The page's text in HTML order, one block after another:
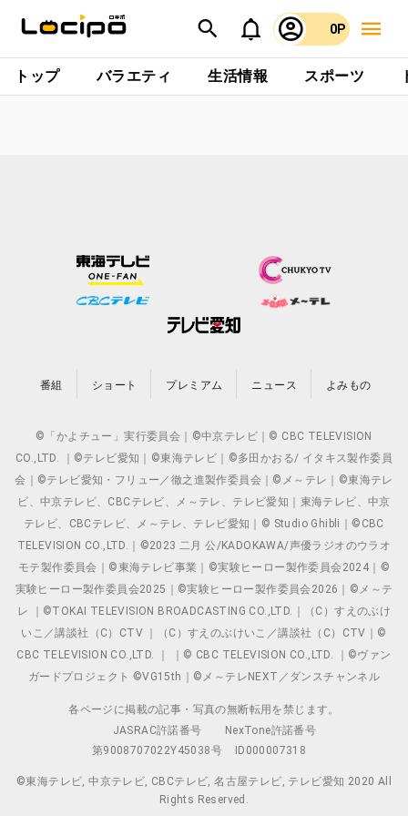
0P
トップ バラエティ 生活情報 スポーツ
番組 ショート プレミアム ニュース よみもの
©「かよチュー」実行委員会｜©中京テレビ｜© CBC TELEVISION
CO.,LTD. ｜©テレビ愛知｜©東海テレビ｜©多田かおる/ イタキス製作委員
会｜©テレビ愛知・フリュー／徹之進製作委員会｜©メ～テレ｜©東海テレ
ビ、中京テレビ、CBCテレビ、メ～テレ、テレビ愛知｜東海テレビ、中京
テレビ、CBCテレビ、メ～テレ、テレビ愛知｜© Studio Ghibli｜©CBC
TELEVISION CO.,LTD.｜©2023 二月 公/KADOKAWA/声優ラジオのウラオ
モテ製作委員会｜©東海テレビ事業｜©実験ヒーロー製作委員会2024｜©
実験ヒーロー製作委員会2025｜©実験ヒーロー製作委員会2026｜©メ～テ
レ ｜©TOKAI TELEVISION BROADCASTING CO.,LTD.｜（C）すえのぶけ
いこ／講談社（C）CTV ｜（C）すえのぶけいこ／講談社（C）CTV｜©
CBC TELEVISION CO.,LTD. ｜ ｜© CBC TELEVISION CO.,LTD. ｜©ヴァン
ガードプロジェクト ©VG15th｜©メ～テレNEXT／ダンスチャンネル
各ページに掲載の記事・写真の無断転用を禁じます。
JASRAC許諾番号
NexTone許諾番号
第9008707022Y45038号
ID000007318
©東海テレビ, 中京テレビ, CBCテレビ, 名古屋テレビ, テレビ愛知 2020 All
Rights Reserved.